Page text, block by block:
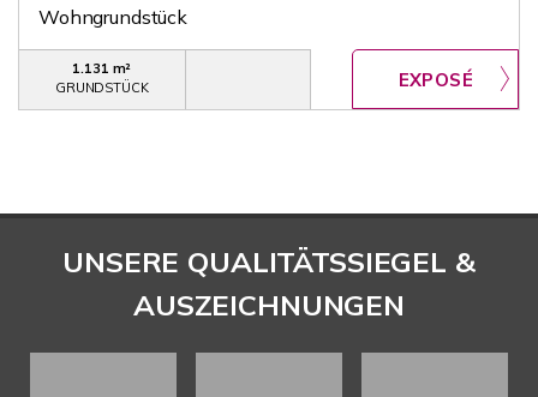
Wohngrundstück
1.131 m²
GRUNDSTÜCK
UNSERE QUALITÄTSSIEGEL &
AUSZEICHNUNGEN